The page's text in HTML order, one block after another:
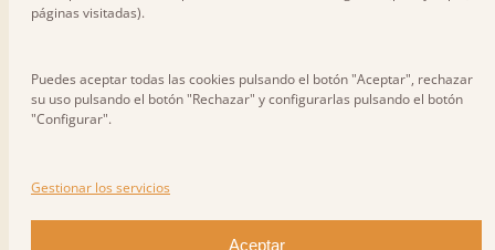
páginas visitadas).
Puedes aceptar todas las cookies pulsando el botón "Aceptar", rechazar
su uso pulsando el botón "Rechazar" y configurarlas pulsando el botón
"Configurar".
Gestionar los servicios
Aceptar